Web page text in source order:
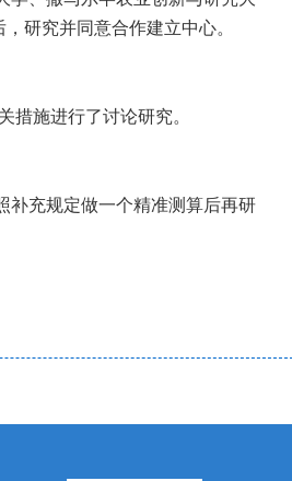
研究并同意合作建立中心。
施进行了讨论研究。
补充规定做一个精准测算后再研